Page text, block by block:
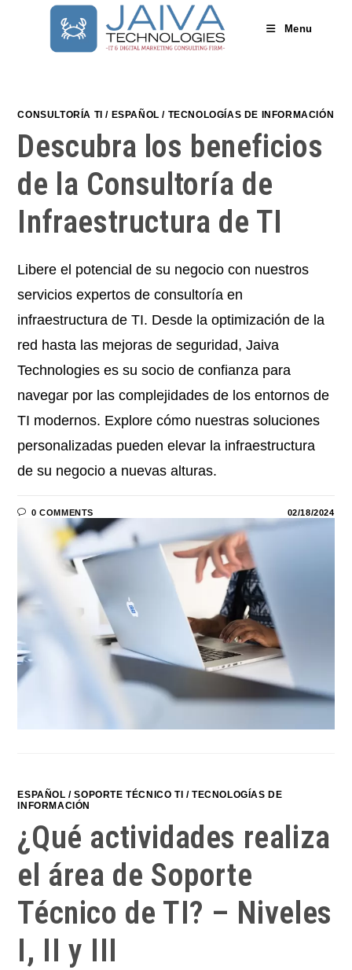
Menu
CONSULTORÍA TI / ESPAÑOL / TECNOLOGÍAS DE INFORMACIÓN
Descubra los beneficios
de la Consultoría de
Infraestructura de TI
Libere el potencial de su negocio con nuestros
servicios expertos de consultoría en
infraestructura de TI. Desde la optimización de la
red hasta las mejoras de seguridad, Jaiva
Technologies es su socio de confianza para
navegar por las complejidades de los entornos de
TI modernos. Explore cómo nuestras soluciones
personalizadas pueden elevar la infraestructura
de su negocio a nuevas alturas.
0 COMMENTS 02/18/2024
ESPAÑOL /SOPORTE TÉCNICO TI /TECNOLOGÍAS DE
INFORMACIÓN
¿Qué actividades realiza
el área de Soporte
Técnico de TI? – Niveles
I, II y III